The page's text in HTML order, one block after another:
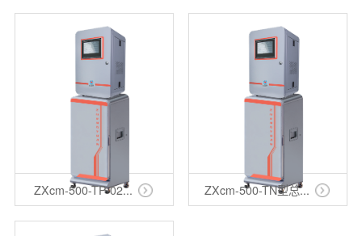
ZXcm-500-TP-02... ZXcm-500-TN型总...